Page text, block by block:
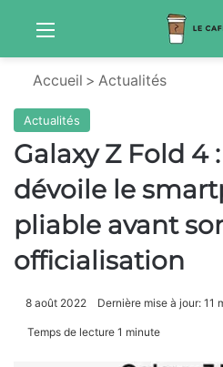
Menu
Accueil > Actualités
Actualités
Galaxy Z Fold 4
dévoile le
pliable avant
officialisation
8 août 2022 Dernière mise à jour: 11
Temps de lecture 1 minute